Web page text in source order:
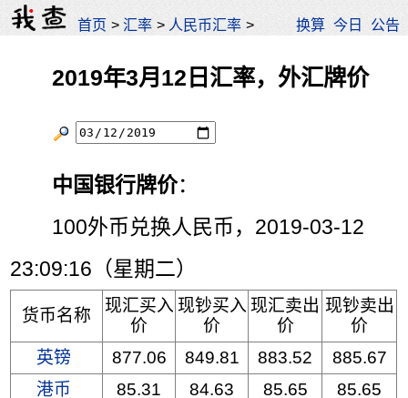
首页 >汇率 > 人民币汇率 > 换算 今日 公告
2019年3月12日汇率，外汇牌价
中国银行牌价：
100外币兑换人民币，2019-03-12
23:09:16（星期二）
货币名称
现汇买入
价
现钞买入
价
现汇卖出
价
现钞卖出
价
英镑
877.06 849.81 883.52
885.67
港币
85.31 84.63 85.65
85.65